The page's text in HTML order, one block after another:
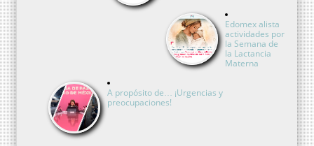
Edomex alista
actividades por
la Semana de
la Lactancia
Materna
A propósito de… ¡Urgencias y
preocupaciones!